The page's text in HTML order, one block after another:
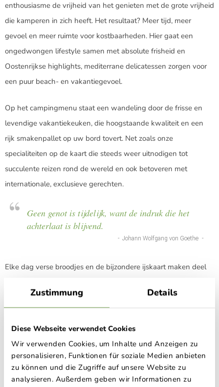
Zustimmung Details
Diese Webseite verwendet Cookies
Wir verwenden Cookies, um Inhalte und Anzeigen zu
personalisieren, Funktionen für soziale Medien anbieten
zu können und die Zugriffe auf unsere Website zu
analysieren. Außerdem geben wir Informationen zu
enthousiasme de vrijheid van het genieten met de grote vrijheid
die kamperen in zich heeft. Het resultaat? Meer tijd, meer
gevoel en meer ruimte voor kostbaarheden. Hier gaat een
ongedwongen lifestyle samen met absolute frisheid en
Oostenrijkse highlights, mediterrane delicatessen zorgen voor
een puur beach- en vakantiegevoel.
Op het campingmenu staat een wandeling door de frisse en
levendige vakantiekeuken, die hoogstaande kwaliteit en een
rijk smakenpallet op uw bord tovert. Net zoals onze
specialiteiten op de kaart die steeds weer uitnodigen tot
succulente reizen rond de wereld en ook betoveren met
internationale, exclusieve gerechten.
Geen genot is tijdelijk, want de indruk die het
achterlaat is blijvend.
Johann Wolfgang von Goethe
Elke dag verse broodjes en de bijzondere ijskaart maken deel
een dagelijkse portie frisheid!
ZOMERKAART PIZZA EN PASTA